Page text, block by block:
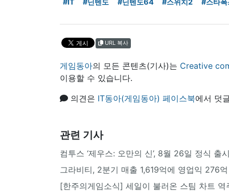
URL 복사
게임동아의 모든 콘텐츠(기사)는 Creative
이용할 수 있습니다.
의견은 IT동아(게임동아) 페이스북에서 덧
관련 기사
컴투스 ‘제우스: 오만의 신’, 8월 26일 정식 출
그라비티, 2분기 매출 1,619억에 영업익 276
[한주의게임소식] 세일이 불러온 스팀 차트 역